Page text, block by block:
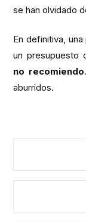
se han olvidado
En definitiva,
un presupuesto
no recomiendo
aburridos.